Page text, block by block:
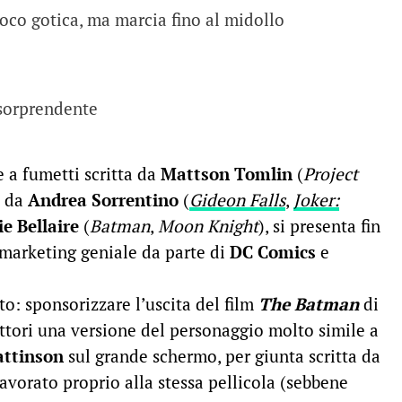
gotica, ma marcia fino al midollo
a fumetti scritta da Mattson Tomlin (Project
Andrea Sorrentino (Gideon Falls, Joker:
Bellaire (Batman, Moon Knight), si presenta fin
geniale da parte di DC Comics e
sponsorizzare l’uscita del film The Batmandi
una versione del personaggio molto simile a
sul grande schermo, per giunta scritta da
proprio alla stessa pellicola (sebbene